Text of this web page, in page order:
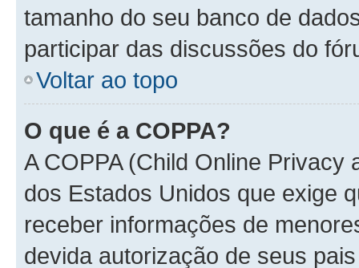
tamanho do seu banco de
participar das discussões do
Voltar ao topo
O que é a COPPA?
A COPPA (Child Online
dos Estados Unidos que exige
receber informações de
devida autorização de seus